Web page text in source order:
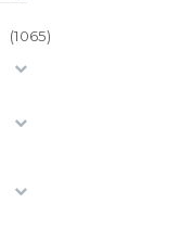
(1065)